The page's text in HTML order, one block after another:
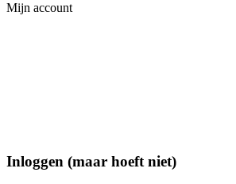
Mijn account
Inloggen (maar hoeft niet)